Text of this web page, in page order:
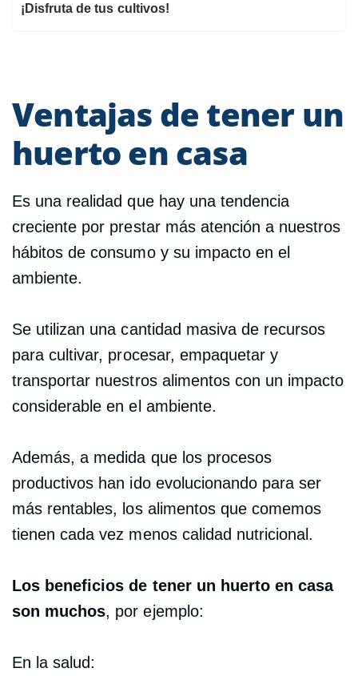
¡Disfruta de tus cultivos!
Ventajas de tener un
huerto en casa
Es una realidad que hay una tendencia
creciente por prestar más atención a nuestros
hábitos de consumo y su impacto en el
ambiente.
Se utilizan una cantidad masiva de recursos
para cultivar, procesar, empaquetar y
transportar nuestros alimentos con un impacto
considerable en el ambiente.
Además, a medida que los procesos
productivos han ido evolucionando para ser
más rentables, los alimentos que comemos
tienen cada vez menos calidad nutricional.
Los beneficios de tener un huerto en casa
son muchos, por ejemplo:
En la salud: